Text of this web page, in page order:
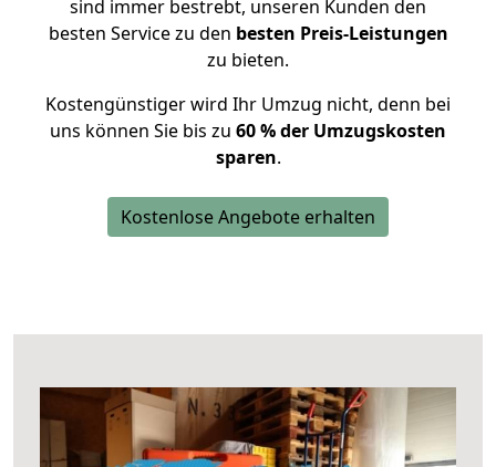
sind immer bestrebt, unseren Kunden den
besten Service zu den besten Preis-Leistungen
zu bieten.
Kostengünstiger wird Ihr Umzug nicht, denn bei
uns können Sie bis zu 60 % der Umzugskosten
sparen.
Kostenlose Angebote erhalten